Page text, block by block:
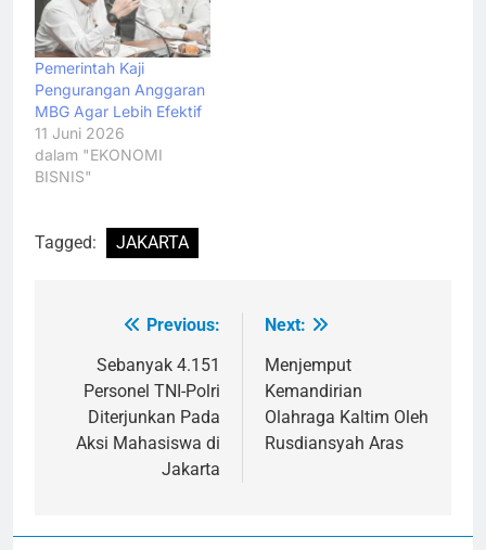
Pemerintah Kaji
Pengurangan Anggaran
MBG Agar Lebih Efektif
11 Juni 2026
dalam "EKONOMI
BISNIS"
Tagged: JAKARTA
Navigasi
pos
Previous:
Sebanyak 4.151
Personel TNI-Polri
Diterjunkan Pada
Aksi Mahasiswa di
Jakarta
Next:
Menjemput
Kemandirian
Olahraga Kaltim Oleh
Rusdiansyah Aras